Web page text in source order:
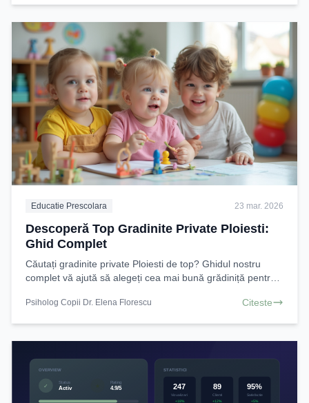
Educatie Prescolara 23 mar. 2026
Descoperă Top Gradinite Private Ploiesti:
Ghid Complet
Căutați gradinite private Ploiesti de top? Ghidul nostru
complet vă ajută să alegeți cea mai bună grădiniță pentru
Psiholog Copii Dr. Elena Florescu Citeste